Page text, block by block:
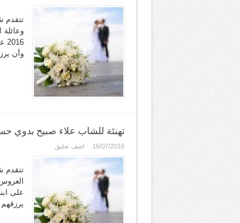
تتقدم
وأن
تهنئة للشاب علاء صبيح بدوي
16/07/2016 اضف تعليق
تتقدم
على